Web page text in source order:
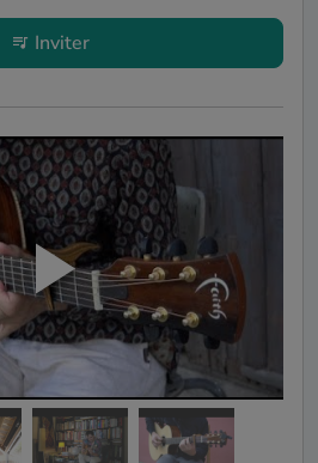
Inviter